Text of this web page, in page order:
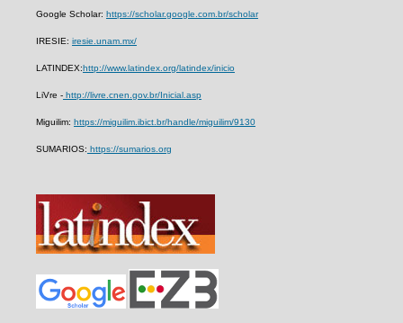
Google Scholar: https://scholar.google.com.br/scholar
IRESIE: iresie.unam.mx/
LATINDEX:http://www.latindex.org/latindex/inicio
LiVre -http://livre.cnen.gov.br/Inicial.asp
Miguilim: https://miguilim.ibict.br/handle/miguilim/9130
SUMARIOS: https://sumarios.org